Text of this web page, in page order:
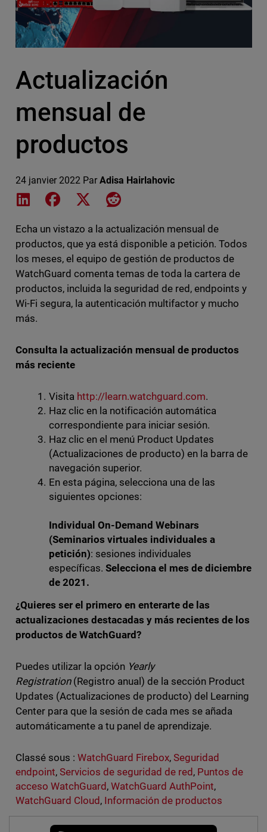
Actualización
mensual de
productos
24 janvier 2022 Par Adisa Hairlahovic
Share on LinkedIn
Share on Facebook
Share on XShare on Reddit
Echa un vistazo a la actualización mensual de
productos, que ya está disponible a petición. Todos
los meses, el equipo de gestión de productos de
WatchGuard comenta temas de toda la cartera de
productos, incluida la seguridad de red, endpoints y
Wi-Fi segura, la autenticación multifactor y mucho
más.
Consulta la actualización mensual de productos
más reciente
Visita http://learn.watchguard.com.
Haz clic en la notificación automática
correspondiente para iniciar sesión.
Haz clic en el menú Product Updates
(Actualizaciones de producto) en la barra de
navegación superior.
En esta página, selecciona una de las
siguientes opciones:
Individual On-Demand Webinars
(Seminarios virtuales individuales a
petición): sesiones individuales
específicas. Selecciona el mes de diciembre
de 2021.
¿Quieres ser el primero en enterarte de las
actualizaciones destacadas y más recientes de los
productos de WatchGuard?
Puedes utilizar la opción Yearly
Registration(Registro anual) de la sección Product
Updates (Actualizaciones de producto) del Learning
Center para que la sesión de cada mes se añada
automáticamente a tu panel de aprendizaje.
Classé sous : WatchGuard Firebox,Seguridad
endpoint, Servicios de seguridad de red, Puntos de
acceso WatchGuard, WatchGuard AuthPoint,
WatchGuard Cloud, Información de productos